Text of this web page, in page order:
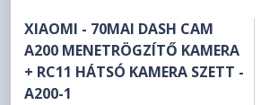
XIAOMI - 70MAI DASH CAM
A200 MENETRÖGZÍTŐ KAMERA
+ RC11 HÁTSÓ KAMERA SZETT -
A200-1